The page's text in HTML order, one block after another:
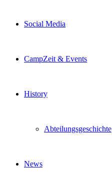
Social Media
CampZeit & Events
History
Abteilungsgeschichte
News